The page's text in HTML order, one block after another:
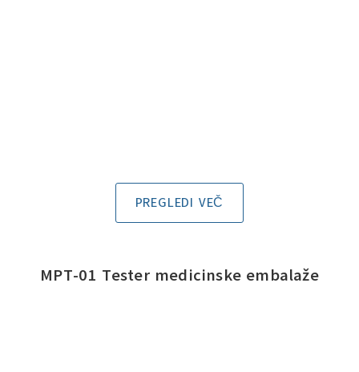
PREGLEDI VEČ
MPT-01 Tester medicinske embalaže